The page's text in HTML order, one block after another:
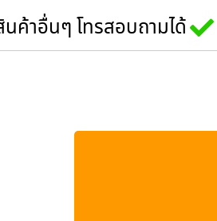
นค้าอื่นๆ โทรสอบถามได้